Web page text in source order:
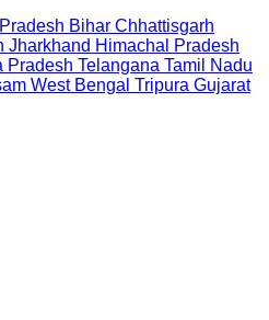
Bihar Chhattisgarh
Jharkhand Himachal Pradesh
Pradesh Telangana Tamil Nadu
West Bengal Tripura Gujarat